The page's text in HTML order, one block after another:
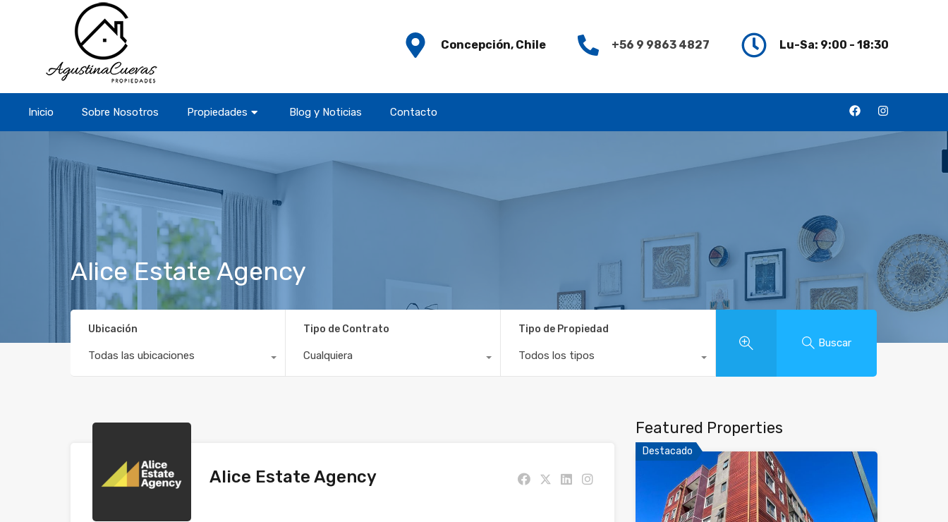
Concepción, Chile +56 9 9863 4827 Lu-Sa: 9:00 - 18:30
Inicio Sobre Nosotros Propiedades Blog y Noticias Contacto
Alice Estate Agency
Ubicación
Todas las ubicaciones
Tipo de Contrato
Cualquiera
Tipo de Propiedad
Todos los tipos
Buscar
Alice Estate Agency
Featured Properties
Destacado